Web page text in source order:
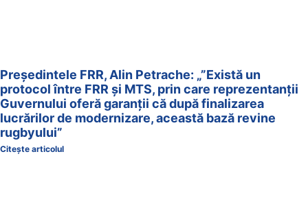
Președintele FRR, Alin Petrache: „”Există un
protocol între FRR şi MTS, prin care reprezentanţii
Guvernului oferă garanţii că după finalizarea
lucrărilor de modernizare, această bază revine
rugbyului”
Citește articolul